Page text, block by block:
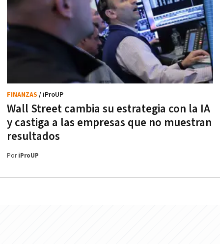
Wall Street cambia su estrategia con la IA
y castiga a las empresas que no muestran
resultados
FINANZAS / iProUP
PoriProUP